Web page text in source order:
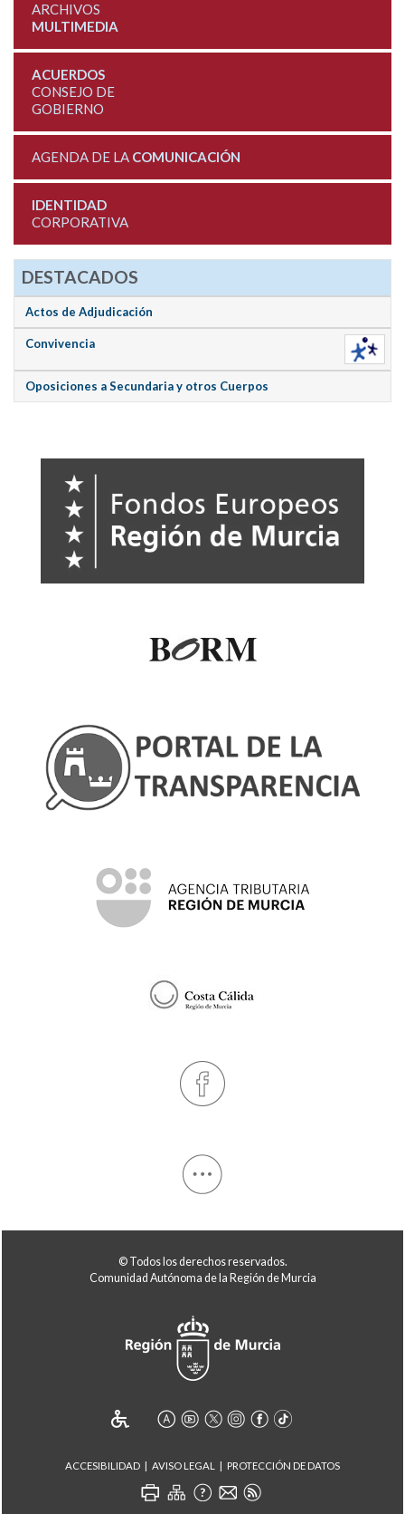
ARCHIVOS
MULTIMEDIA
ACUERDOS
CONSEJO DE
GOBIERNO
AGENDA DE LA COMUNICACIÓN
IDENTIDAD
CORPORATIVA
DESTACADOS
Actos de Adjudicación
Convivencia
Oposiciones a Secundaria y otros Cuerpos
© Todos los derechos reservados.
Comunidad Autónoma de la Región de Murcia
ACCESIBILIDAD AVISO LEGAL PROTECCIÓN DE DATOS